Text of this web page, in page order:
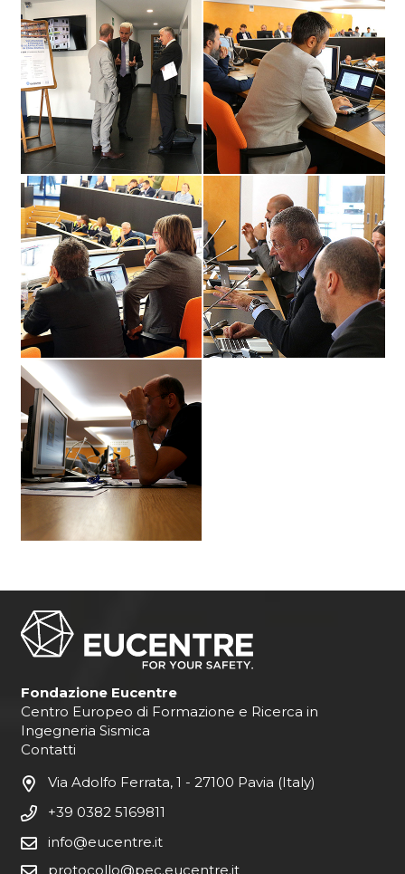
Fondazione Eucentre
Centro Europeo di Formazione e Ricerca in
Ingegneria Sismica
Contatti
Via Adolfo Ferrata, 1 - 27100 Pavia (Italy)
+39 0382 5169811
info@eucentre.it
protocollo@pec.eucentre.it